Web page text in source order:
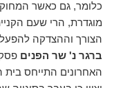
כלומר, גם כאשר
מוגדרת, הרי שעם
הצורך וההצדקה
ברגר נ' שר הפנים
האחרונים התייחס